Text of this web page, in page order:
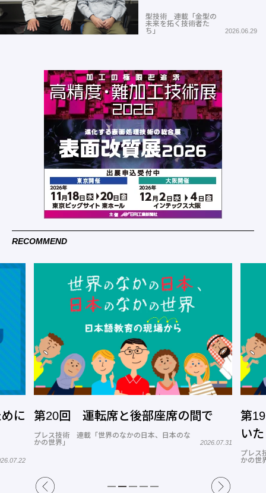
型技術 連載「金型の
未来を拓く技術者た
ち」
2026.06.29
RECOMMEND
に 第20回 運転席と後部座席の間で
プレス技術 連載「世界のなかの日本、日本のな
かの世界」
2026.07.31
第
い
プレス
かの世